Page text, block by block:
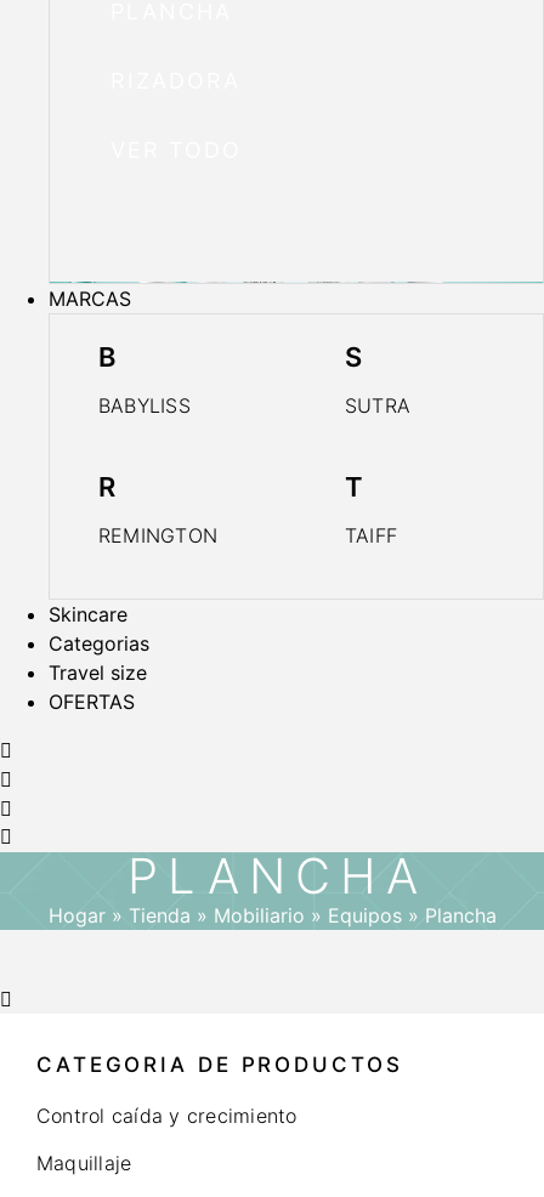
MARCAS
B
BABYLISS
R
REMINGTON
S
SUTRA
T
TAIFF
Skincare
Categorias
Travel size
OFERTAS
PLANCHA
Hogar » Tienda » Mobiliario » Equipos » Plancha
CATEGORIA DE PRODUCTOS
Control caída y crecimiento
Maquillaje